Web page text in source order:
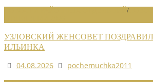
/
УЗЛОВСКИЙ ЖЕНСОВЕТ
ИЛЬИНКА
04.08.2026
pochemuchka2011